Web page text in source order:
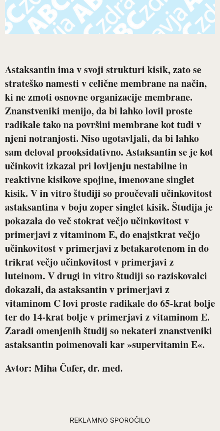
Astaksantin ima v svoji strukturi kisik, zato se
strateško namesti v celične membrane na način,
ki ne zmoti osnovne organizacije membrane.
Znanstveniki menijo, da bi lahko lovil proste
radikale tako na površini membrane kot tudi v
njeni notranjosti. Niso ugotavljali, da bi lahko
sam deloval prooksidativno. Astaksantin se je kot
učinkovit izkazal pri lovljenju nestabilne in
reaktivne kisikove spojine, imenovane singlet
kisik. V in vitro študiji so proučevali učinkovitost
astaksantina v boju zoper singlet kisik. Študija je
pokazala do več stokrat večjo učinkovitost v
primerjavi z vitaminom E, do enajstkrat večjo
učinkovitost v primerjavi z betakarotenom in do
trikrat večjo učinkovitost v primerjavi z
luteinom. V drugi in vitro študiji so raziskovalci
dokazali, da astaksantin v primerjavi z
vitaminom C lovi proste radikale do 65-krat bolje
ter do 14-krat bolje v primerjavi z vitaminom E.
Zaradi omenjenih študij so nekateri znanstveniki
astaksantin poimenovali kar »supervitamin E«.
Avtor: Miha Čufer, dr. med.
REKLAMNO SPOROČILO